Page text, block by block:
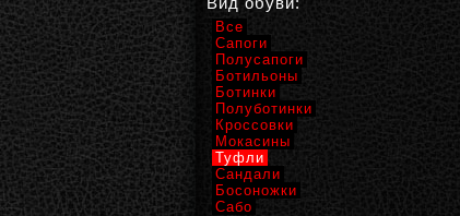
Все
Сапоги
Полусапоги
Ботильоны
Ботинки
Полуботинки
Кроссовки
Мокасины
Туфли
Сандали
Босоножки
Сабо